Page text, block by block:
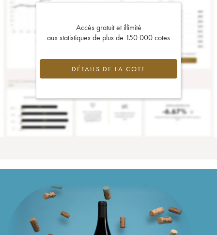
Accès gratuit et illimité
aux statistiques de plus de 150 000 cotes
DÉTAILS DE LA COTE